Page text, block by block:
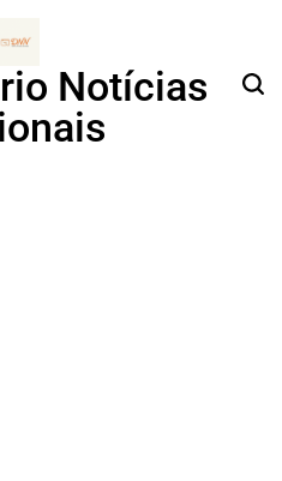
Notícias